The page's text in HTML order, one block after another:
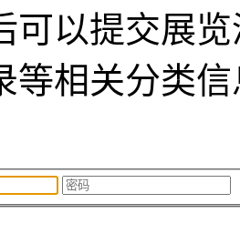
可以提交展
等相关分类